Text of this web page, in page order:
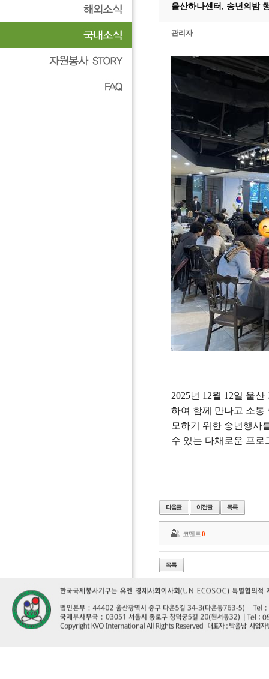
울산하나센터, 송년의밤
관리자
2025년 12월 12일 울산
하여 함께 만나고 소통
모하기 위한 송년행사
수 있는 다채로운 프
코멘트 0